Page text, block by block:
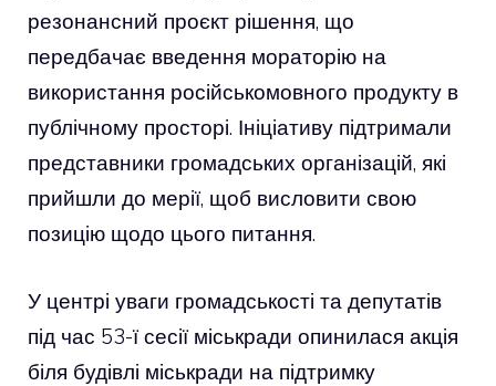
резонансний проєкт рішення, що
передбачає введення мораторію на
використання російськомовного продукту в
публічному просторі. Ініціативу підтримали
представники громадських організацій, які
прийшли до мерії, щоб висловити свою
позицію щодо цього питання.
У центрі уваги громадськості та депутатів
під час 53-ї сесії міськради опинилася акція
біля будівлі міськради на підтримку